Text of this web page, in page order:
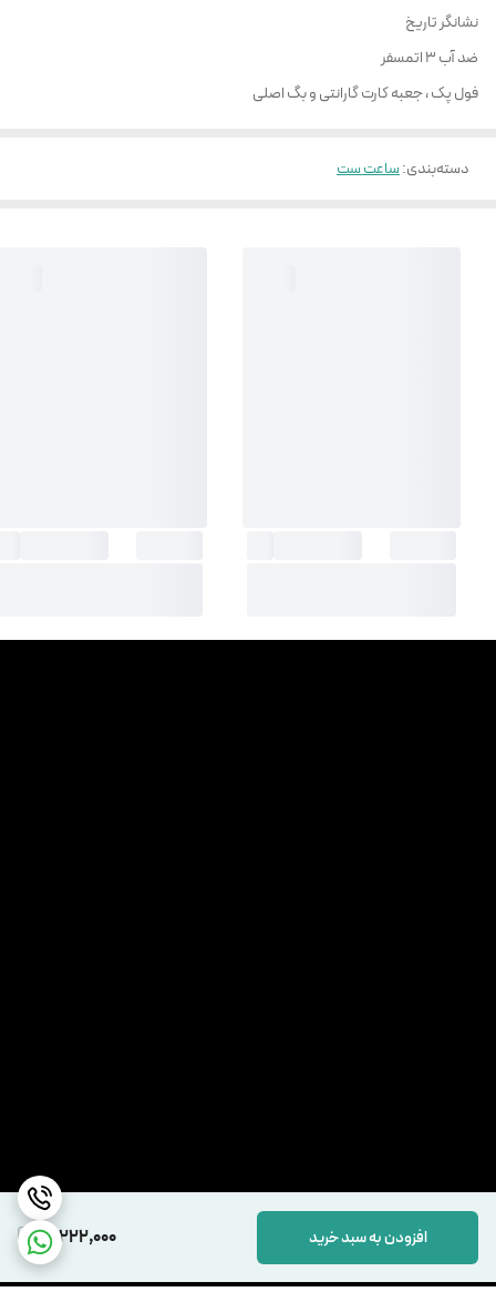
12,222,000 افزودن به سبد خرید
نشانگر تاریخ
ضد آب ۳ اتمسفر
فول پک ، جعبه کارت گارانتی و بگ اصلی
دسته‌بندی:ساعت ست